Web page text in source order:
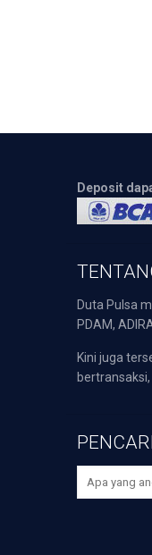
Deposit
Duta Pulsa
PDAM,
Kini juga